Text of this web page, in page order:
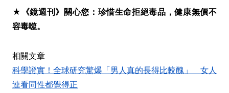
★《鏡週刊》關心您：珍惜生命拒絕毒品，健康無價不
容毒噬。
相關文章
科學證實！全球研究驚爆「男人真的長得比較醜」 女人
連看同性都覺得正